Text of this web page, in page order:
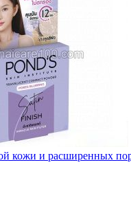
кожи и расширенных